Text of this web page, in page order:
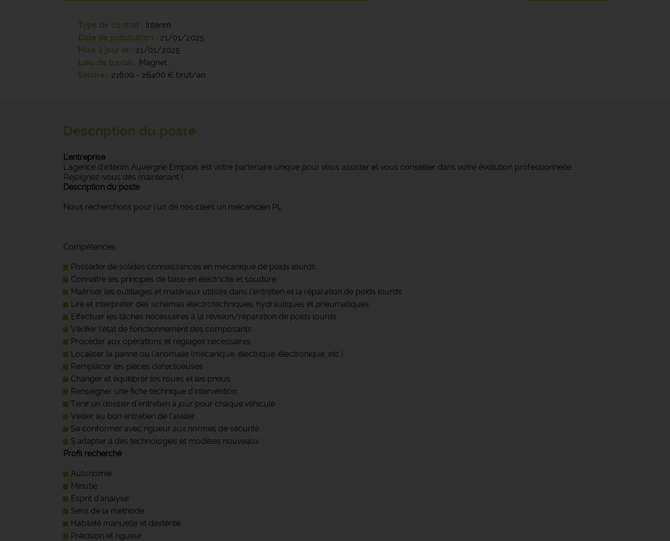
Type de contrat
Intérim
Date de publication
21/01/2025
Mise à jour le
21/01/2025
Lieu de travail
Magnet
Salaire
21600 - 26400 € brut/an
Description du poste
L'entreprise
L'agence d'intérim Auvergne Emplois est votre partenaire unique pour vous assister et vous conseiller dans votre évolution professionnelle.
Rejoignez-vous dès maintenant !
Description du poste
Nous recherchons pour l'un de nos client un mécanicien PL
Compétences :
Posséder de solides connaissances en mécanique de poids lourds
Connaitre les principes de base en électricité et soudure
Maitriser les outillages et matériaux utilisés dans l’entretien et la réparation de poids lourds
Lire et interpréter des schémas électrotechniques, hydrauliques et pneumatiques
Effectuer les tâches nécessaires à la révision/réparation de poids lourds
Vérifier l’état de fonctionnement des composants
Procéder aux opérations et réglages nécessaires
Localiser la panne ou l'anomalie (mécanique, électrique, électronique, etc.)
Remplacer les pièces défectueuses
Changer et équilibrer les roues et les pneus
Renseigner une fiche technique d'intervention
Tenir un dossier d’entretien à jour pour chaque véhicule
Veiller au bon entretien de l’atelier
Se conformer avec rigueur aux normes de sécurité
S'adapter à des technologies et modèles nouveaux
Profil recherché
Autonomie
Minutie
Esprit d’analyse
Sens de la méthode
Habileté manuelle et dextérité
Précision et rigueur